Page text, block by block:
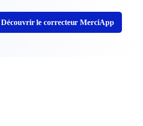
Découvrir le correcteur MerciApp